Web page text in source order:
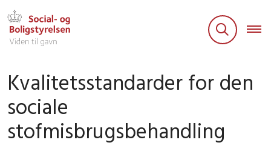
Kvalitetsstandarder for den
sociale
stofmisbrugsbehandling